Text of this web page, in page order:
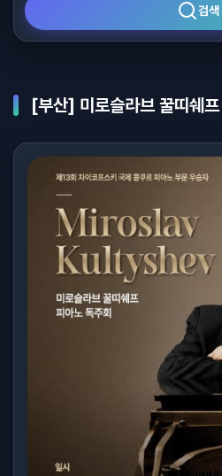
검색
[부산] 미로슬라브 꿀띠쉐프